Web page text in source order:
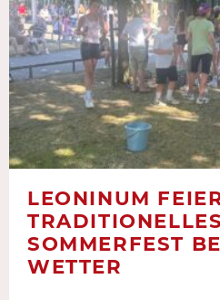
LEONINUM
TRADITIONELLES
SOMMERFEST
WETTER